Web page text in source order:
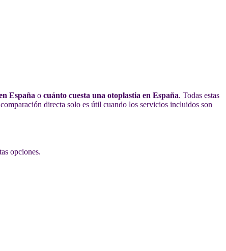
España o cuánto cuesta una otoplastia en España. Todas estas
directa solo es útil cuando los servicios incluidos son
opciones.